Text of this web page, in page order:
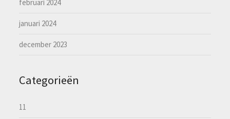
februari 2024
januari 2024
december 2023
Categorieën
11